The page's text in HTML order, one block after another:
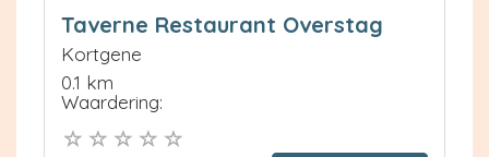
Taverne Restaurant Overstag
Kortgene
0.1 km
Waardering: